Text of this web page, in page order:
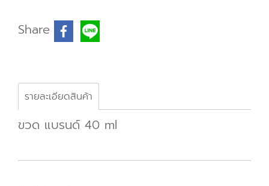
Share
รายละเอียดสินค้า
ขวด แบรนด์ 40 ml